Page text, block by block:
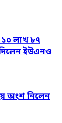
১০ লাখ ৮৭
দিলেন ইউএনও
অংশ নিলেন